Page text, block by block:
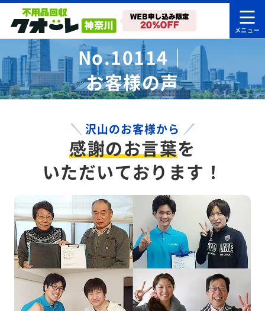
No.10114｜
お客様の声
沢山のお客様から
感謝のお言葉を
いただいております！